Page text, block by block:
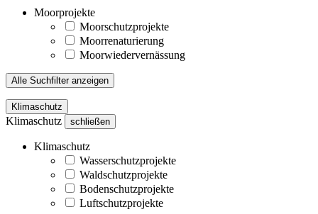
Moorprojekte
Moorschutzprojekte
Moorrenaturierung
Moorwiedervernässung
Alle Suchfilter anzeigen
Klimaschutz
Klimaschutz schließen
Klimaschutz
Wasserschutzprojekte
Waldschutzprojekte
Bodenschutzprojekte
Luftschutzprojekte